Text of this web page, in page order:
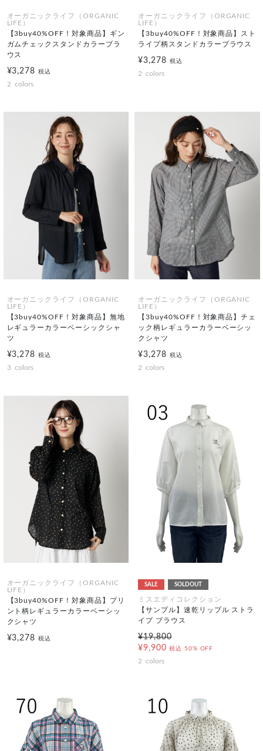
オーガニックライフ（ORGANIC
LIFE）
【3buy40%OFF！対象商品】ギン
ガムチェックスタンドカラーブラ
ウス
¥3,278税込
2 colors
オーガニックライフ（ORGANIC
LIFE）
【3buy40%OFF！対象商品】スト
ライプ柄スタンドカラーブラウス
¥3,278 税込
2 colors
オーガニックライフ（ORGANIC
LIFE）
【3buy40%OFF！対象商品】無地
レギュラーカラーベーシックシャ
ツ
¥3,278税込
3 colors
オーガニックライフ（ORGANIC
LIFE）
【3buy40%OFF！対象商品】チェ
ック柄レギュラーカラーベーシッ
クシャツ
¥3,278 税込
2 colors
オーガニックライフ（ORGANIC
LIFE）
【3buy40%OFF！対象商品】プリ
ント柄レギュラーカラーベーシッ
クシャツ
¥3,278税込
SALE SOLDOUT
ミスエディコレクション
【サンプル】速乾リップル ストラ
イプ ブラウス
¥19,800
¥9,900 税込 50% OFF
2 colors